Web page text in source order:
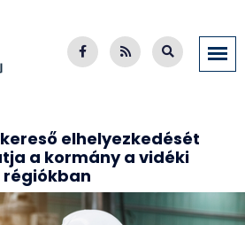
elhelyezkedését
a kormány a vidéki
régiókban